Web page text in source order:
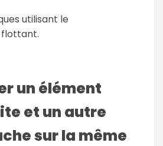
utilisant le
un élément
et un autre
sur la même